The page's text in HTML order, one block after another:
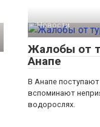
Новости
Жалобы от
Анапе
В Анапе
вспоминают
водорослях.